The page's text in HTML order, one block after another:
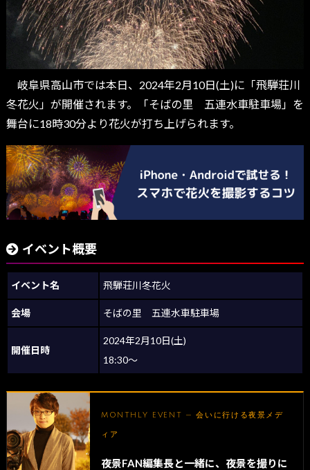
岐阜県高山市では本日、2024年2月10日(土)に「飛騨荘川
冬花火」が開催されます。「そばの里 五連水車駐車場」を
舞台に18時30分より花火が打ち上げられます。
イベント概要
イベント名 飛騨荘川冬花火
会場 そばの里 五連水車駐車場
開催日時
2024年2月10日(土)
18:30～
MONTHLY EVENT — 会いに行ける夜景メデ
ィア
夜景FAN編集長と一緒に、夜景を撮りに